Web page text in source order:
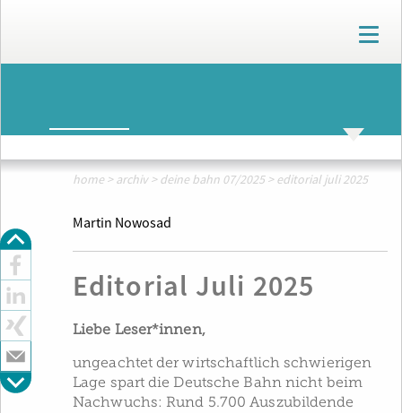
T
o
g
n
v
ARCHIV
home >archiv >deine bahn 07/2025 >editorial juli 2025
Martin Nowosad
Editorial Juli 2025
Liebe Leser*innen,
ungeachtet der wirtschaftlich schwierigen
Lage spart die Deutsche Bahn nicht beim
Nachwuchs: Rund 5.700 Auszubildende